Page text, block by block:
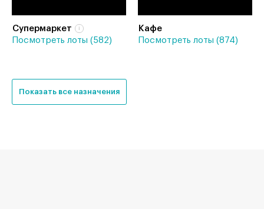
Супермаркет
Посмотреть лоты (582)
Кафе
Посмотреть лоты (874)
Показать все назначения